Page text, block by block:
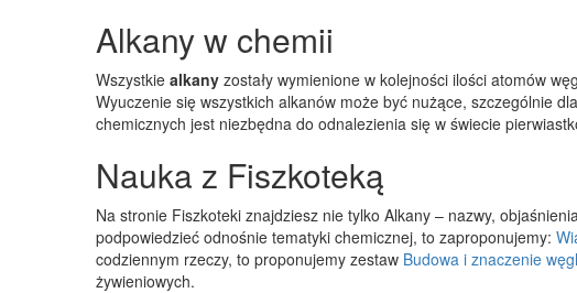
Alkany w chemii
Wszystkie alkany zostały wymienione w kolejności ilości atomów
Wyuczenie się wszystkich alkanów może być nużące, szczególnie
chemicznych jest niezbędna do odnalezienia się w świecie
Nauka z Fiszkoteką
Na stronie Fiszkoteki znajdziesz nie tylko Alkany – nazwy,
podpowiedzieć odnośnie tematyki chemicznej, to zaproponujemy:
codziennym rzeczy, to proponujemy zestaw Budowa i znaczenie
żywieniowych.